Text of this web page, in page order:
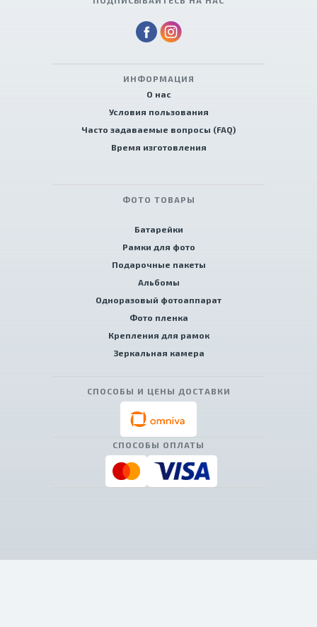
ИНФОРМАЦИЯ
О нас
Условия пользования
Часто задаваемые вопросы (FAQ)
Время изготовления
ФОТО ТОВАРЫ
Батарейки
Рамки для фото
Подарочные пакеты
Альбомы
Одноразовый фотоаппарат
Фото пленка
Крепления для рамок
Зеркальная камера
СПОСОБЫ И ЦЕНЫ ДОСТАВКИ
СПОСОБЫ ОПЛАТЫ